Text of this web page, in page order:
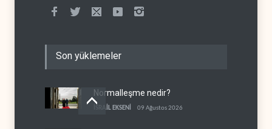
Son yüklemeler
Normalleşme nedir?
İSRAİL EKSENİ 09 Ağustos 2026